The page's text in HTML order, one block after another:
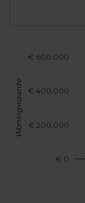
€ 0
€ 200.000
€ 400.000
€ 600.000
Woningwaarde